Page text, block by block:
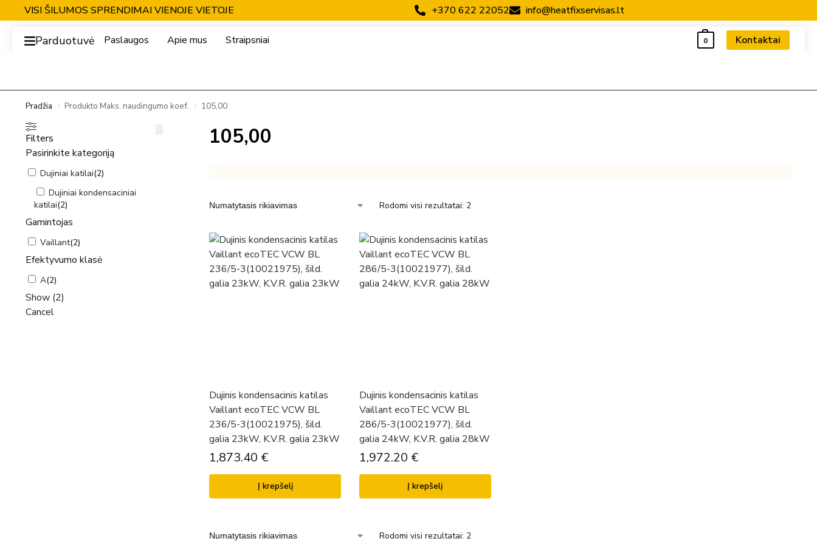
VISI ŠILUMOS SPRENDIMAI VIENOJE VIETOJE +370 622 22052 info@heatfixservisas.lt
Parduotuvė Paslaugos Apie mus Straipsniai 0 Kontaktai
Pradžia / Produkto Maks. naudingumo koef. / 105,00
105,00
Rodomi visi rezultatai: 2
Dujinis kondensacinis katilas
Vaillant ecoTEC VCW BL
236/5-3(10021975), šild.
galia 23kW, K.V.R. galia 23kW
1,873.40 €
Į krepšelį
Dujinis kondensacinis katilas
Vaillant ecoTEC VCW BL
286/5-3(10021977), šild.
galia 24kW, K.V.R. galia 28kW
1,972.20 €
Į krepšelį
Rodomi visi rezultatai: 2
Filters
Pasirinkite kategoriją
Dujiniai katilai(2)
Dujiniai kondensaciniai
katilai(2)
Gamintojas
Vaillant(2)
Efektyvumo klasė
A(2)
Show (2)
Cancel